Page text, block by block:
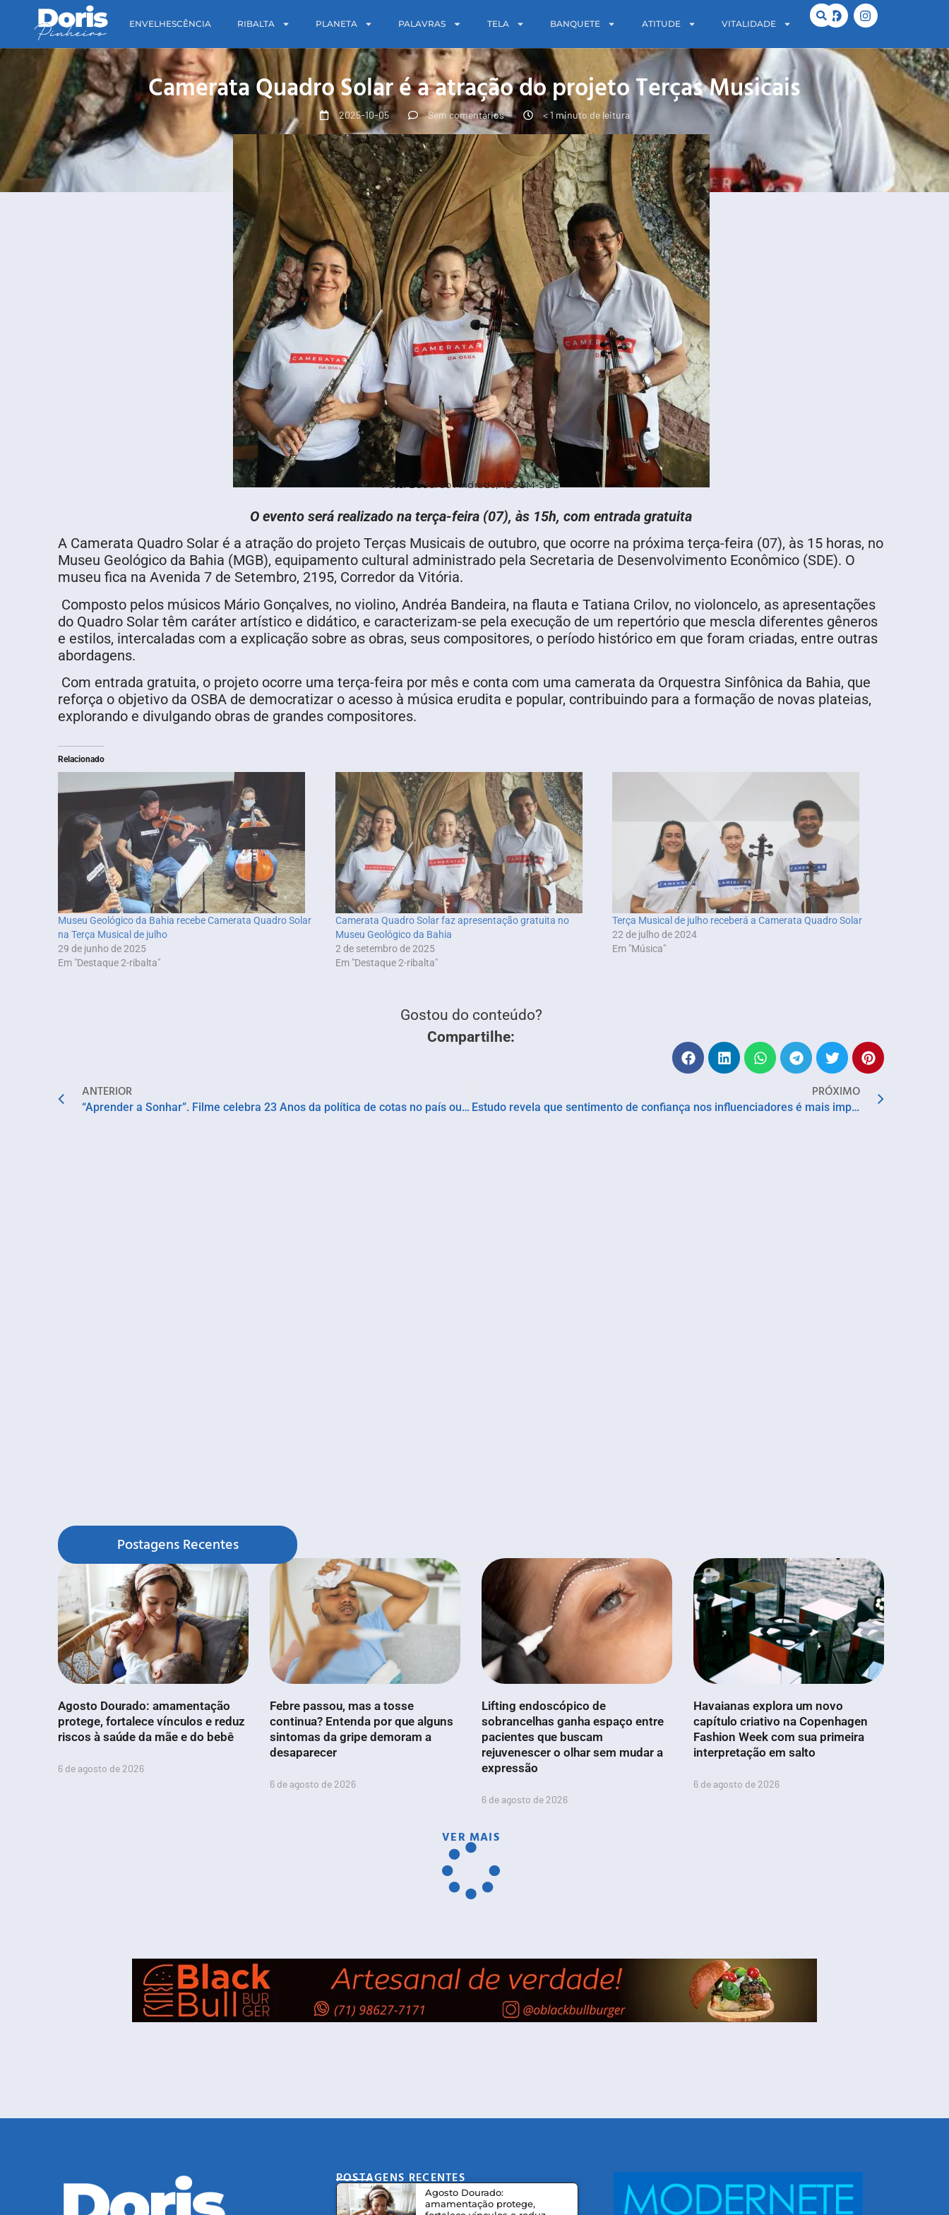
ENVELHESCÊNCIA RIBALTA PLANETA PALAVRAS TELA BANQUETE ATITUDE VITALIDADE
Camerata Quadro Solar é a atração do projeto Terças Musicais
2025-10-05 Sem comentários < 1 minuto de leitura
Foto: Eduardo Andrade/ASCOM-SDE
O evento será realizado na terça-feira (07), às 15h, com entrada gratuita
A Camerata Quadro Solar é a atração do projeto Terças Musicais de outubro, que ocorre na próxima terça-feira (07), às 15 horas, no
Museu Geológico da Bahia (MGB), equipamento cultural administrado pela Secretaria de Desenvolvimento Econômico (SDE). O
museu fica na Avenida 7 de Setembro, 2195, Corredor da Vitória.
Composto pelos músicos Mário Gonçalves, no violino, Andréa Bandeira, na flauta e Tatiana Crilov, no violoncelo, as apresentações
do Quadro Solar têm caráter artístico e didático, e caracterizam-se pela execução de um repertório que mescla diferentes gêneros
e estilos, intercaladas com a explicação sobre as obras, seus compositores, o período histórico em que foram criadas, entre outras
abordagens.
Com entrada gratuita, o projeto ocorre uma terça-feira por mês e conta com uma camerata da Orquestra Sinfônica da Bahia, que
reforça o objetivo da OSBA de democratizar o acesso à música erudita e popular, contribuindo para a formação de novas plateias,
explorando e divulgando obras de grandes compositores.
Relacionado
Museu Geológico da Bahia recebe Camerata Quadro Solar
na Terça Musical de julho
29 de junho de 2025
Em "Destaque 2-ribalta"
Camerata Quadro Solar faz apresentação gratuita no
Museu Geológico da Bahia
2 de setembro de 2025
Em "Destaque 2-ribalta"
Terça Musical de julho receberá a Camerata Quadro Solar
22 de julho de 2024
Em "Música"
Gostou do conteúdo?
Compartilhe:
ANTERIOR
“Aprender a Sonhar”. Filme celebra 23 Anos da política de cotas no país ou, o futuro é logo em frente
PRÓXIMO
Estudo revela que sentimento de confiança nos influenciadores é mais importante do que quantidade de likes
Postagens Recentes
Agosto Dourado: amamentação
protege, fortalece vínculos e reduz
riscos à saúde da mãe e do bebê
6 de agosto de 2026
Febre passou, mas a tosse
continua? Entenda por que alguns
sintomas da gripe demoram a
desaparecer
6 de agosto de 2026
Lifting endoscópico de
sobrancelhas ganha espaço entre
pacientes que buscam
rejuvenescer o olhar sem mudar a
expressão
6 de agosto de 2026
Havaianas explora um novo
capítulo criativo na Copenhagen
Fashion Week com sua primeira
interpretação em salto
6 de agosto de 2026
VER MAIS
POSTAGENS RECENTES
Agosto Dourado:
amamentação protege,
CONHEÇA DORIS E EQUIPE